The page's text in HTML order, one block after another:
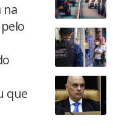
na
que